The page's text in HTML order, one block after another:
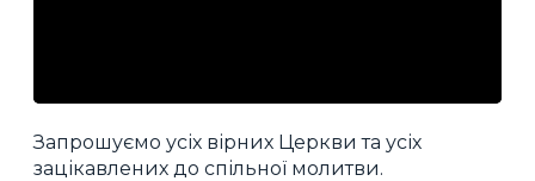
Запрошуємо усіх вірних Церкви та усіх
зацікавлених до спільної молитви.